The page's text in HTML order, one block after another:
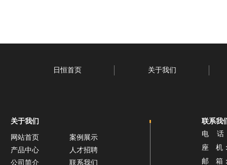
日恒首页 关于我们
关于我们
网站首页
案例展示
产品中心
人才招聘
公司简介
联系我们
联系我
电 话
座 机
邮 箱：